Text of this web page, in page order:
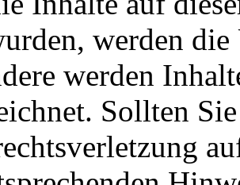
werden
werden
Sollten